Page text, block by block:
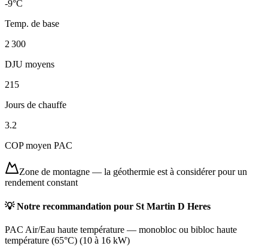
-9°C
Temp. de base
2 300
DJU moyens
215
Jours de chauffe
3.2
COP moyen PAC
Zone de montagne — la géothermie est à considérer pour un
rendement constant
💡 Notre recommandation pour St Martin D Heres
PAC Air/Eau haute température — monobloc ou bibloc haute
température (65°C) (10 à 16 kW)